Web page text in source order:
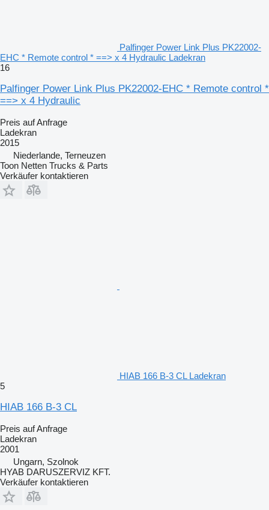
Palfinger Power Link Plus PK22002-
EHC * Remote control * ==> x 4 Hydraulic Ladekran
16
Palfinger Power Link Plus PK22002-EHC * Remote control *
==> x 4 Hydraulic
Preis auf Anfrage
Ladekran
2015
Niederlande, Terneuzen
Toon Netten Trucks & Parts
Verkäufer kontaktieren
HIAB 166 B-3 CL Ladekran
5
HIAB 166 B-3 CL
Preis auf Anfrage
Ladekran
2001
Ungarn, Szolnok
HYAB DARUSZERVIZ KFT.
Verkäufer kontaktieren